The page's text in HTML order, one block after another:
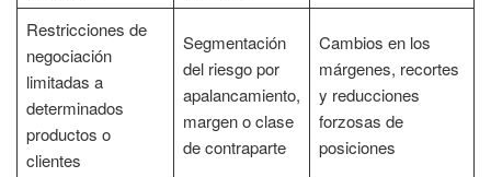
Restricciones de
negociación
limitadas a
determinados
productos o
clientes
Segmentación
del riesgo por
apalancamiento,
margen o clase
de contraparte
Cambios en los
márgenes, recortes
y reducciones
forzosas de
posiciones